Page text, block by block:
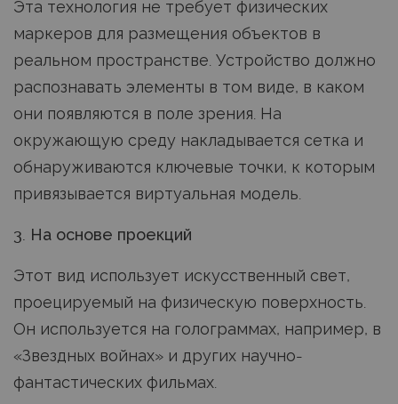
Эта технология не требует физических
маркеров для размещения объектов в
реальном пространстве. Устройство должно
распознавать элементы в том виде, в каком
они появляются в поле зрения. На
окружающую среду накладывается сетка и
обнаруживаются ключевые точки, к которым
привязывается виртуальная модель.
3. На основе проекций
Этот вид использует искусственный свет,
проецируемый на физическую поверхность.
Он используется на голограммах, например, в
«Звездных войнах» и других научно-
фантастических фильмах.